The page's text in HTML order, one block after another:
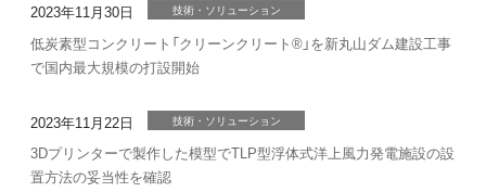
2023年11月30日 技術・ソリューション
低炭素型コンクリート「クリーンクリート®」を新丸山ダム建設工事
で国内最大規模の打設開始
2023年11月22日 技術・ソリューション
3Dプリンターで製作した模型でTLP型浮体式洋上風力発電施設の設
置方法の妥当性を確認